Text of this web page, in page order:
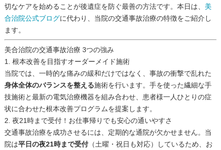
切なケアを始めることが後遺症を防ぐ最善の方法です。本日は、 美
合治院公式ブログに代わり、当院の交通事故治療の特徴をご紹介し
ます。
美合治院の交通事故治療 3つの強み
1. 根本改善を目指すオーダーメイド施術
当院では、一時的な痛みの緩和だけではなく、事故の衝撃で乱れた
身体全体のバランスを整える施術を行います。手を使った繊細な手
技施術と最新の電気治療機器を組み合わせ、患者様一人ひとりの症
状に合わせた根本改善プログラムを提案します。
2. 夜21時まで受付！お仕事帰りでも安心の通いやすさ
交通事故治療を成功させるには、定期的な通院が欠かせません。当
院は平日の夜21時まで受付（土曜・祝日も対応）しているため、お